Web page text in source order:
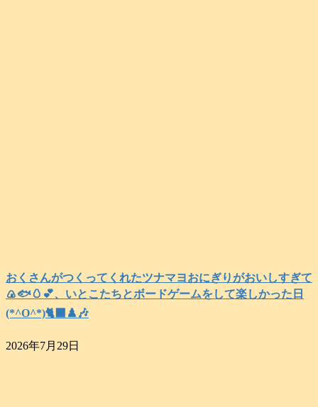
おくさんがつくってくれたツナマヨおにぎりがおいしすぎて
🍙🐟️🥚💕、いとこたちとボードゲームをして楽しかった日
(*^O^*)🐈‍⬛♟️🎶
2026年7月29日